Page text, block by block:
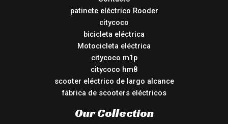
patinete eléctrico Rooder
citycoco
bicicleta eléctrica
Motocicleta eléctrica
citycoco m1p
citycoco hm8
scooter eléctrico de largo alcance
fábrica de scooters eléctricos
Our Collection